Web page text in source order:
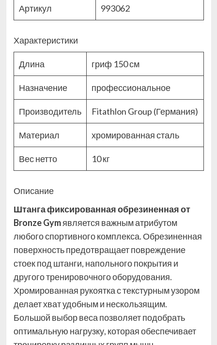
Артикул 993062
Характеристики
Длина гриф 150 см
Назначение профессиональное
Производитель Fitathlon Group (Германия)
Материал хромированная сталь
Вес нетто 10 кг
Описание
Штанга фиксированная обрезиненная от
Bronze Gymявляется важным атрибутом
любого спортивного комплекса. Обрезиненная
поверхность предотвращает повреждение
стоек под штанги, напольного покрытия и
другого тренировочного оборудования.
Хромированная рукоятка с текстурным узором
делает хват удобным и нескользящим.
Большой выбор веса позволяет подобрать
оптимальную нагрузку, которая обеспечивает